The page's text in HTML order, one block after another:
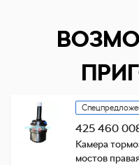
425 460
Камера
мостов